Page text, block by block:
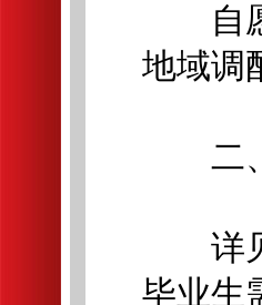
自愿
地域调
二、
详见
毕业生